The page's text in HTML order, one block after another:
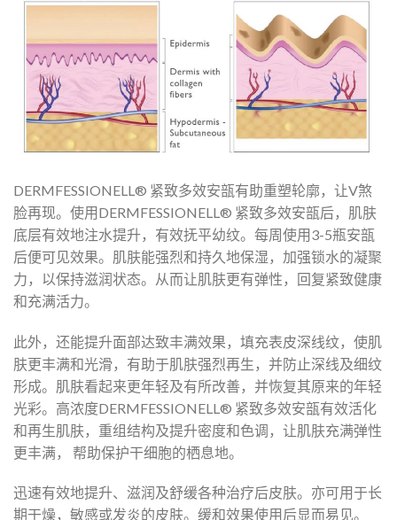
DERMFESSIONELL® 紧致多效安瓿有助重塑轮廓，让V煞
脸再现。使用DERMFESSIONELL® 紧致多效安瓿后，肌肤
底层有效地注水提升，有效抚平幼纹。每周使用3-5瓶安瓿
后便可见效果。肌肤能强烈和持久地保湿，加强锁水的凝聚
力，以保持滋润状态。从而让肌肤更有弹性，回复紧致健康
和充满活力。
此外，还能提升面部达致丰满效果，填充表皮深线纹，使肌
肤更丰满和光滑，有助于肌肤强烈再生，并防止深线及细纹
形成。肌肤看起来更年轻及有所改善，并恢复其原来的年轻
光彩。高浓度DERMFESSIONELL® 紧致多效安瓿有效活化
和再生肌肤，重组结构及提升密度和色调，让肌肤充满弹性
更丰满， 帮助保护干细胞的栖息地。
迅速有效地提升、滋润及舒缓各种治疗后皮肤。亦可用于长
期干燥，敏感或发炎的皮肤。缓和效果使用后显而易见。